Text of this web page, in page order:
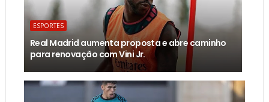
ESPORTES
Real Madrid aumenta proposta e abre caminho
para renovação com Vini Jr.